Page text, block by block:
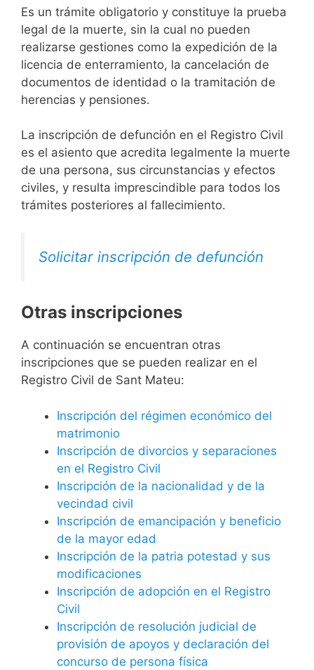
Es un trámite obligatorio y constituye la prueba
legal de la muerte, sin la cual no pueden
realizarse gestiones como la expedición de la
licencia de enterramiento, la cancelación de
documentos de identidad o la tramitación de
herencias y pensiones.
La inscripción de defunción en el Registro Civil
es el asiento que acredita legalmente la muerte
de una persona, sus circunstancias y efectos
civiles, y resulta imprescindible para todos los
trámites posteriores al fallecimiento.
Solicitar inscripción de defunción
Otras inscripciones
A continuación se encuentran otras
inscripciones que se pueden realizar en el
Registro Civil de Sant Mateu:
Inscripción del régimen económico del
matrimonio
Inscripción de divorcios y separaciones
en el Registro Civil
Inscripción de la nacionalidad y de la
vecindad civil
Inscripción de emancipación y beneficio
de la mayor edad
Inscripción de la patria potestad y sus
modificaciones
Inscripción de adopción en el Registro
Civil
Inscripción de resolución judicial de
provisión de apoyos y declaración del
concurso de persona física